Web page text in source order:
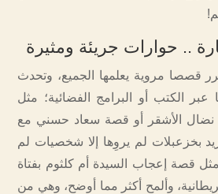
.. حوارات جريئة ومثيرة
قصصا مروية يعلمها الجميع، وتحدث
عبر الكتب أو البرامج الفضائية؛ مثل
الأشقر أو قصة سعاد حسني مع
بخزعبلات لم يروِها إلا شخصيات لم
قصة إعجاب السيدة أم كلثوم بفتاة
وألمح أكثر مما أوضح، وهي من